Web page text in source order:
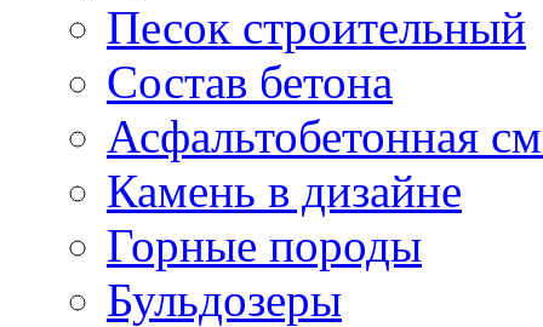
Песок строительный
Состав бетона
Асфальтобетонная
Камень в дизайне
Горные породы
Бульдозеры